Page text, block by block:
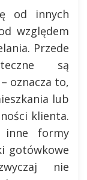
od innych
względem
Przede
są
oznacza to,
lub
klienta.
inne formy
gotówkowe
nie